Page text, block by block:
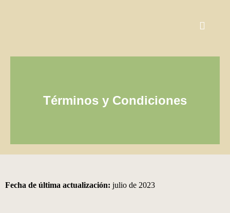
Términos y Condiciones
Fecha de última actualización: julio de 2023